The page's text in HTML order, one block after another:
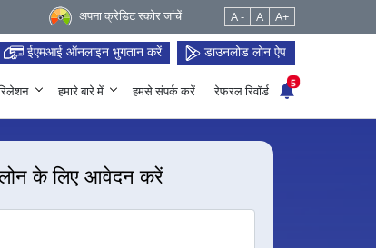
अपना क्रेडिट स्कोर जांचें A - A A+
ईएमआई ऑनलाइन भुगतान करें डाउनलोड लोन ऐप
हमारे बारे में हमसे संपर्क करें रेफरल रिवॉर्ड
5
के लिए आवेदन करें